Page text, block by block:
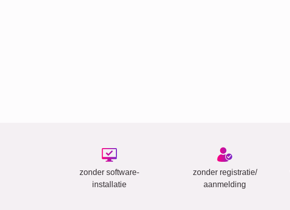
zonder software-
installatie
zonder registratie/
aanmelding